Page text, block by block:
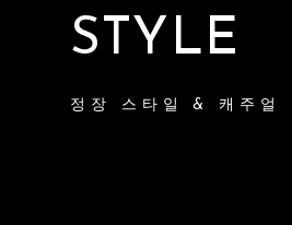
STYLE
정장 스타일 & 캐주얼